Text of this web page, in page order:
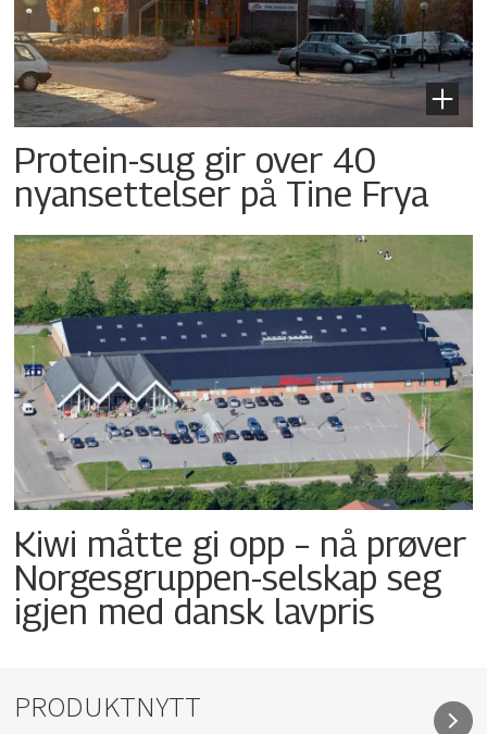
Protein-sug gir over 40
nyansettelser på Tine Frya
Kiwi måtte gi opp – nå prøver
Norgesgruppen-selskap seg
igjen med dansk lavpris
PRODUKTNYTT